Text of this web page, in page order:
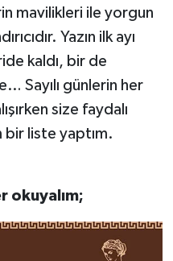
mavilikleri ile yorgun
Yazın ilk ayı
kaldı, bir de
Sayılı günlerin her
size faydalı
liste yaptım.
okuyalım;